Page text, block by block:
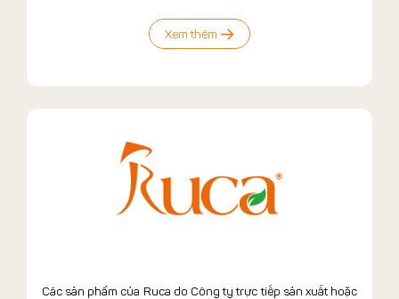
Xem thêm
Các sản phẩm của Ruca do Công ty trực tiếp sản xuất hoặc